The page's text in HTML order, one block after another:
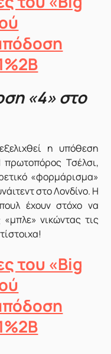
«4» στο
η υπόθεση
Τσέλσι,
«φορμάρισμα»
στο Λονδίνο. Η
έχουν στόχο να
νικώντας τις
του «Big